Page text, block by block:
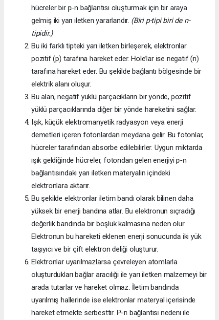
hücreler bir p-n bağlantısı oluşturmak için bir araya
gelmiş iki yarı iletken yararlandır. (Biri p-tipi biri de n-
tipidir.)
Bu iki farklı tipteki yarı iletken birleşerek, elektronlar
pozitif (p) tarafına hareket eder. Hole’lar ise negatif (n)
tarafına hareket eder. Bu şekilde bağlantı bölgesinde bir
elektrik alanı oluşur.
Bu alan, negatif yüklü parçacıkların bir yönde, pozitif
yüklü parçacıklarında diğer bir yönde hareketini sağlar.
Işık, küçük elektromanyetik radyasyon veya enerji
demetleri içeren fotonlardan meydana gelir. Bu fotonlar,
hücreler tarafından absorbe edilebilirler. Uygun miktarda
ışık geldiğinde hücreler, fotondan gelen enerjiyi p-n
bağlantısındaki yarı iletken materyalin içindeki
elektronlara aktarır.
Bu şekilde elektronlar iletim bandı olarak bilinen daha
yüksek bir enerji bandına atlar. Bu elektronun sıçradığı
değerlik bandında bir boşluk kalmasına neden olur.
Elektronun bu hareketi eklenen enerji sonucunda iki yük
taşıyıcı ve bir çift elektron deliği oluşturur.
Elektronlar uyarılmazlarsa çevreleyen atomlarla
oluşturdukları bağlar aracılığı ile yarı iletken malzemeyi bir
arada tutarlar ve hareket olmaz. İletim bandında
uyarılmış hallerinde ise elektronlar materyal içerisinde
hareket etmekte serbesttir. P-n bağlantısı nedeni ile